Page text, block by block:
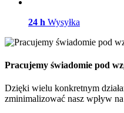
24 h Wysyłka
Pracujemy świadomie pod
Dzięki wielu konkretnym
zminimalizować nasz wpływ